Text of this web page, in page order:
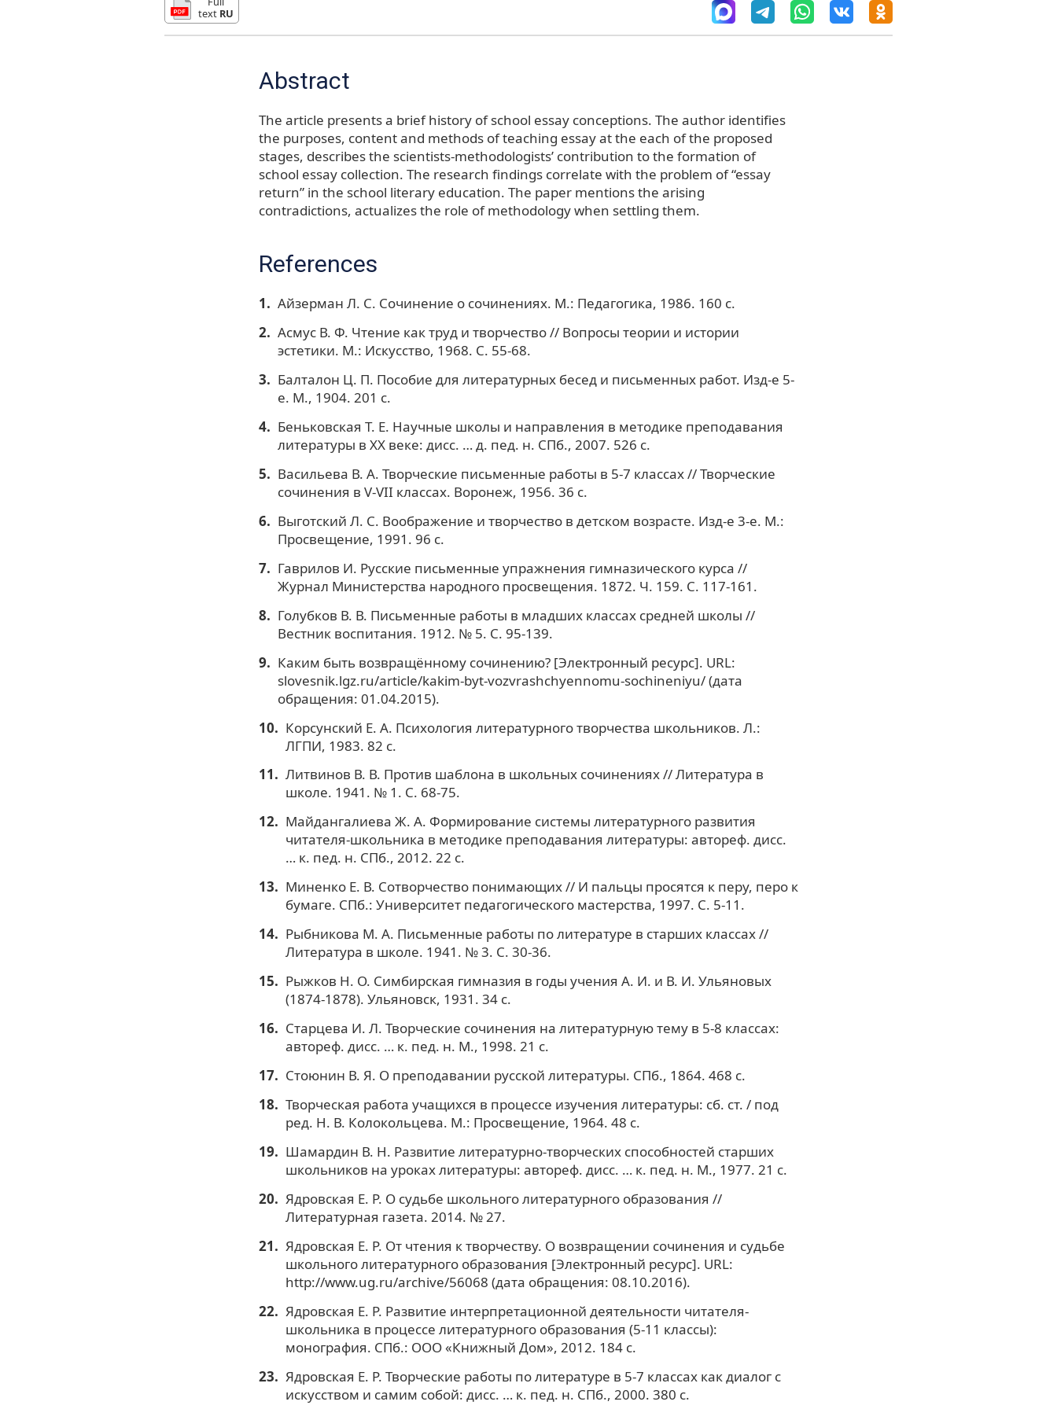
text RU
Abstract
The article presents a brief history of school essay conceptions. The author identifies
the purposes, content and methods of teaching essay at the each of the proposed
stages, describes the scientists-methodologists’ contribution to the formation of
school essay collection. The research findings correlate with the problem of “essay
return” in the school literary education. The paper mentions the arising
contradictions, actualizes the role of methodology when settling them.
References
Айзерман Л. С. Сочинение о сочинениях. М.: Педагогика, 1986. 160 с.
Асмус В. Ф. Чтение как труд и творчество // Вопросы теории и истории
эстетики. М.: Искусство, 1968. C. 55-68.
Балталон Ц. П. Пособие для литературных бесед и письменных работ. Изд-е 5-
е. М., 1904. 201 с.
Беньковская Т. Е. Научные школы и направления в методике преподавания
литературы в XX веке: дисс. … д. пед. н. СПб., 2007. 526 с.
Васильева В. А. Творческие письменные работы в 5-7 классах // Творческие
сочинения в V-VII классах. Воронеж, 1956. 36 с.
Выготский Л. С. Воображение и творчество в детском возрасте. Изд-е 3-е. М.:
Просвещение, 1991. 96 с.
Гаврилов И. Русские письменные упражнения гимназического курса //
Журнал Министерства народного просвещения. 1872. Ч. 159. С. 117-161.
Голубков В. В. Письменные работы в младших классах средней школы //
Вестник воспитания. 1912. № 5. С. 95-139.
Каким быть возвращённому сочинению? [Электронный ресурс]. URL:
slovesnik.lgz.ru/article/kakim-byt-vozvrashchyennomu-sochineniyu/ (дата
обращения: 01.04.2015).
Корсунский Е. А. Психология литературного творчества школьников. Л.:
ЛГПИ, 1983. 82 с.
Литвинов В. В. Против шаблона в школьных сочинениях // Литература в
школе. 1941. № 1. С. 68-75.
Майдангалиева Ж. А. Формирование системы литературного развития
читателя-школьника в методике преподавания литературы: автореф. дисс.
… к. пед. н. СПб., 2012. 22 с.
Миненко Е. В. Сотворчество понимающих // И пальцы просятся к перу, перо к
бумаге. СПб.: Университет педагогического мастерства, 1997. С. 5-11.
Рыбникова М. А. Письменные работы по литературе в старших классах //
Литература в школе. 1941. № 3. С. 30-36.
Рыжков Н. О. Симбирская гимназия в годы учения А. И. и В. И. Ульяновых
(1874-1878). Ульяновск, 1931. 34 с.
Старцева И. Л. Творческие сочинения на литературную тему в 5-8 классах:
автореф. дисс. … к. пед. н. М., 1998. 21 с.
Стоюнин В. Я. О преподавании русской литературы. СПб., 1864. 468 с.
Творческая работа учащихся в процессе изучения литературы: сб. ст. / под
ред. Н. В. Колокольцева. М.: Просвещение, 1964. 48 с.
Шамардин В. Н. Развитие литературно-творческих способностей старших
школьников на уроках литературы: автореф. дисс. … к. пед. н. М., 1977. 21 с.
Ядровская Е. Р. О судьбе школьного литературного образования //
Литературная газета. 2014. № 27.
Ядровская Е. Р. От чтения к творчеству. О возвращении сочинения и судьбе
школьного литературного образования [Электронный ресурс]. URL:
http://www.ug.ru/archive/56068 (дата обращения: 08.10.2016).
Ядровская Е. Р. Развитие интерпретационной деятельности читателя-
школьника в процессе литературного образования (5-11 классы):
монография. СПб.: ООО «Книжный Дом», 2012. 184 с.
Ядровская Е. Р. Творческие работы по литературе в 5-7 классах как диалог с
искусством и самим собой: дисс. … к. пед. н. СПб., 2000. 380 с.